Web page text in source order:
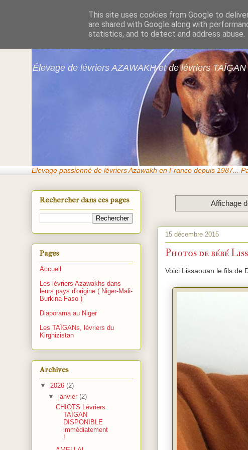
Azawakhs &
Élevage de lévriers AZAWAKH et de lévriers
Elevage passionné de lévriers Azawakh en France depuis 1987.. .
Affichage
15 décembre 2015
Photos de bébé
Voici Lissaouan le fils de
Rechercher dans ces pages
Pages
Accueil
Les lévriers Azawakhs dans
leurs pays d'origine ( Niger-Mali-
Burkina Faso )
Diaporama au Niger
Les TAÏGANs, lévriers du
Kirghizistan
Archives
▼ 2026 (2)
▼ janvier (2)
CHIOTS Lévriers
TAÏGAN
DISPONIBLE
immédiatement
!
This site uses cookies from Google to
are shared with Google along with
statistics, and to detect and address abuse.